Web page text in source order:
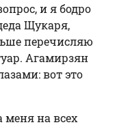
и я бодро
Щукаря,
перечисляю
Агамирзян
вот это
меня на всех